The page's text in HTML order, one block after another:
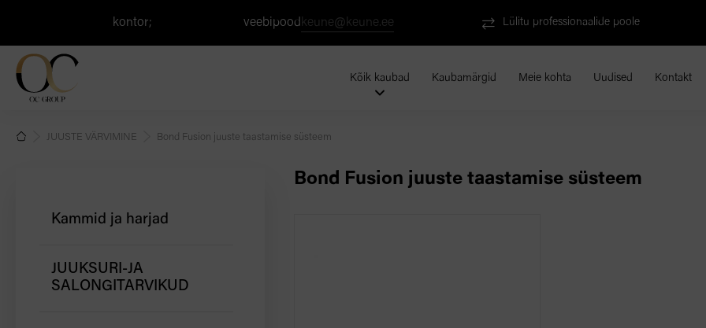
kontor; veebipood keune@keune.ee Lülitu professionaalide poole
Kõik kaubad Kaubamärgid Meie kohta Uudised Kontakt
JUUSTE VÄRVIMINE Bond Fusion juuste taastamise süsteem
Kammid ja harjad
JUUKSURI-JA
SALONGITARVIKUD
Bond Fusion juuste taastamise süsteem